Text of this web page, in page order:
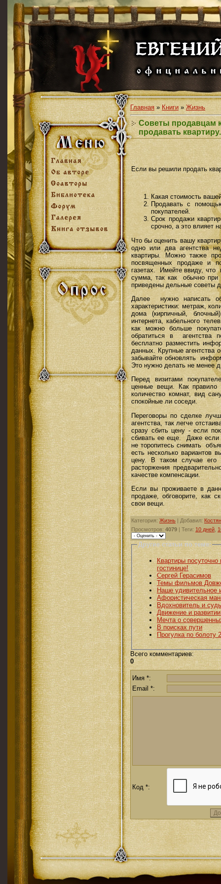
Главная » Книги»Жизнь
Советы продавцам
продавать квартиру.
Если вы решили продать
Какая стоимость
Продавать с
покупателей.
Срок продажи
срочно, а это влияет
Что бы оценить вашу
одно или два агентства
квартиры. Можно также
посвященных продаже и
газетах. Имейте ввиду, что
сумма, так как обычно при
приведены дельные советы
Далее нужно написать
характеристики: метраж,
дома (кирпичный,
интернета, кабельного
как можно больше
обратиться в агентства
бесплатно разместить
данных. Крупные агентства
забывайте обновлять
Это нужно делать не менее
Перед визитами
ценные вещи. Как правило
количество комнат, вид
спокойные ли соседи.
Переговоры по сделке
агентства, так легче
сразу сбить цену - если
сбивать ее еще. Даже если
не торопитесь снимать
есть несколько вариантов
цену. В таком случае его
расторжения
качестве компенсации.
Если вы проживаете в
продаже, обговорите, как
свои вещи.
Категория: Жизнь Добавил: Костян
Просмотров: 4079 Теги: 10 дней
Другие статьи по теме:
Квартиры
гостинице!
Сергей Герасимов
Темы фильмов
Наше удивительное
Афористическая
Вдохновитель и
Движение и
Мечта о
В поисках пути
Прогулка по болоту 2
Всего комментариев:
0
Имя *:
Email *:
Код *: